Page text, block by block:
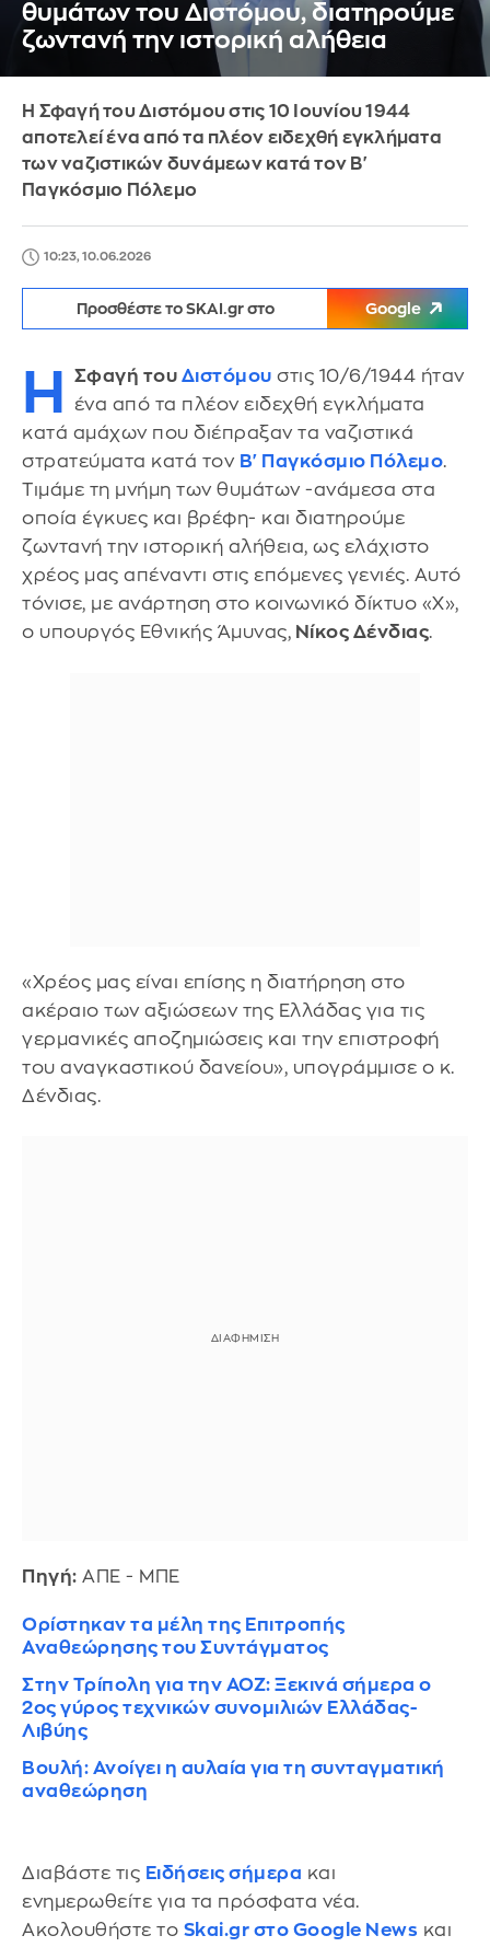
θυμάτων του Διστόμου, διατηρούμε
ζωντανή την ιστορική αλήθεια
Η Σφαγή του Διστόμου στις 10 Ιουνίου 1944
αποτελεί ένα από τα πλέον ειδεχθή εγκλήματα
των ναζιστικών δυνάμεων κατά τον Β'
Παγκόσμιο Πόλεμο
10:23, 10.06.2026
Προσθέστε το SKAI.gr στο Google
Η Σφαγή του Διστόμου στις 10/6/1944 ήταν
ένα από τα πλέον ειδεχθή εγκλήματα
κατά αμάχων που διέπραξαν τα ναζιστικά
στρατεύματα κατά τον Β' Παγκόσμιο Πόλεμο.
Τιμάμε τη μνήμη των θυμάτων -ανάμεσα στα
οποία έγκυες και βρέφη- και διατηρούμε
ζωντανή την ιστορική αλήθεια, ως ελάχιστο
χρέος μας απέναντι στις επόμενες γενιές. Αυτό
τόνισε, με ανάρτηση στο κοινωνικό δίκτυο «Χ»,
ο υπουργός Εθνικής Άμυνας, Νίκος Δένδιας.
«Χρέος μας είναι επίσης η διατήρηση στο
ακέραιο των αξιώσεων της Ελλάδας για τις
γερμανικές αποζημιώσεις και την επιστροφή
του αναγκαστικού δανείου», υπογράμμισε ο κ.
Δένδιας.
Πηγή: ΑΠΕ - ΜΠΕ
Ορίστηκαν τα μέλη της Επιτροπής
Αναθεώρησης του Συντάγματος
Στην Τρίπολη για την ΑΟΖ: Ξεκινά σήμερα ο
2ος γύρος τεχνικών συνομιλιών Ελλάδας-
Λιβύης
Βουλή: Ανοίγει η αυλαία για τη συνταγματική
αναθεώρηση
Διαβάστε τις Ειδήσεις σήμερα και
ενημερωθείτε για τα πρόσφατα νέα.
Ακολουθήστε το Skai.gr στο Google News και